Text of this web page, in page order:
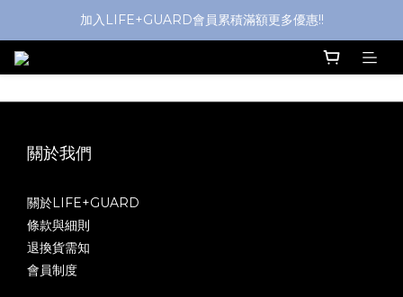
加入LIFE+GUARD會員累積滿額更多優惠!!
關於我們
關於LIFE+GUARD
條款與細則
退換貨需知
會員制度